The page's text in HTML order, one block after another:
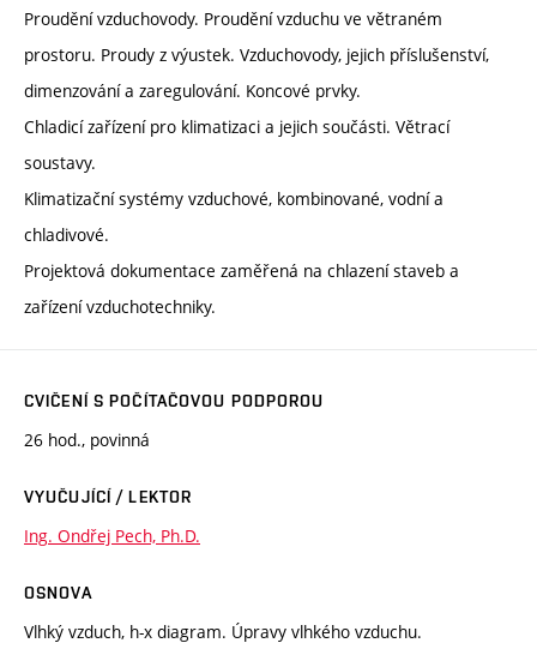
Proudění vzduchovody. Proudění vzduchu ve větraném
prostoru. Proudy z výustek. Vzduchovody, jejich příslušenství,
dimenzování a zaregulování. Koncové prvky.
Chladicí zařízení pro klimatizaci a jejich součásti. Větrací
soustavy.
Klimatizační systémy vzduchové, kombinované, vodní a
chladivové.
Projektová dokumentace zaměřená na chlazení staveb a
zařízení vzduchotechniky.
CVIČENÍ S POČÍTAČOVOU PODPOROU
26 hod., povinná
VYUČUJÍCÍ / LEKTOR
Ing. Ondřej Pech, Ph.D.
OSNOVA
Vlhký vzduch, h-x diagram. Úpravy vlhkého vzduchu.